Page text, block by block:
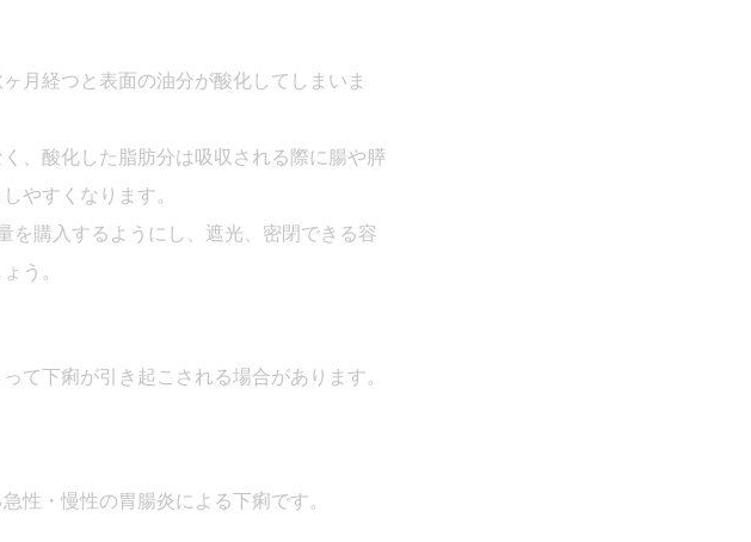
月経つと表面の油分が酸化してしまいま
、酸化した脂肪分は吸収される際に腸や膵
やすくなります。
を購入するようにし、遮光、密閉できる容
う。
て下痢が引き起こされる場合があります。
性・慢性の胃腸炎による下痢です。